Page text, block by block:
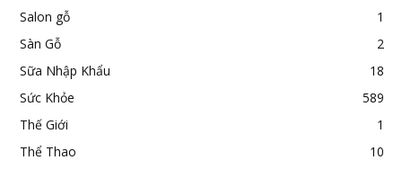
Salon gỗ
1
Sàn Gỗ
2
Sữa Nhập Khẩu
18
Sức Khỏe
589
Thế Giới
1
Thể Thao
10